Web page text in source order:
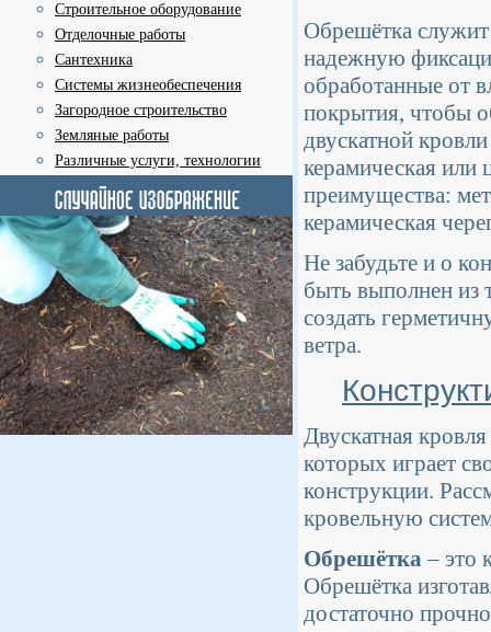
Строительное оборудование
Отделочные работы
Сантехника
Системы жизнеобеспечения
Загородное строительство
Земляные работы
Различные услуги, технологии
Обрешётка служит
надежную
обработанные от
покрытия, чтобы
двускатной
керамическая или
преимущества:
керамическая
Не забудьте и о
быть выполнен из
создать
ветра.
Двускатная
которых играет
конструкции.
кровельную
Обрешётка– это
Обрешётка
достаточно